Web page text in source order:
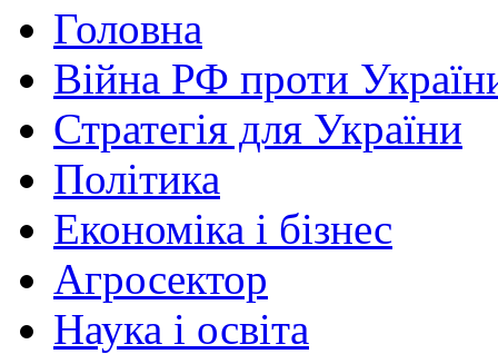
Головна
Війна РФ проти
Стратегія для України
Політика
Економіка і бізнес
Агросектор
Наука і освіта